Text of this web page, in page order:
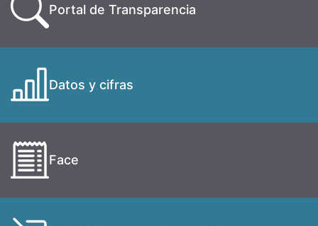
Portal de Transparencia
Datos y cifras
Face